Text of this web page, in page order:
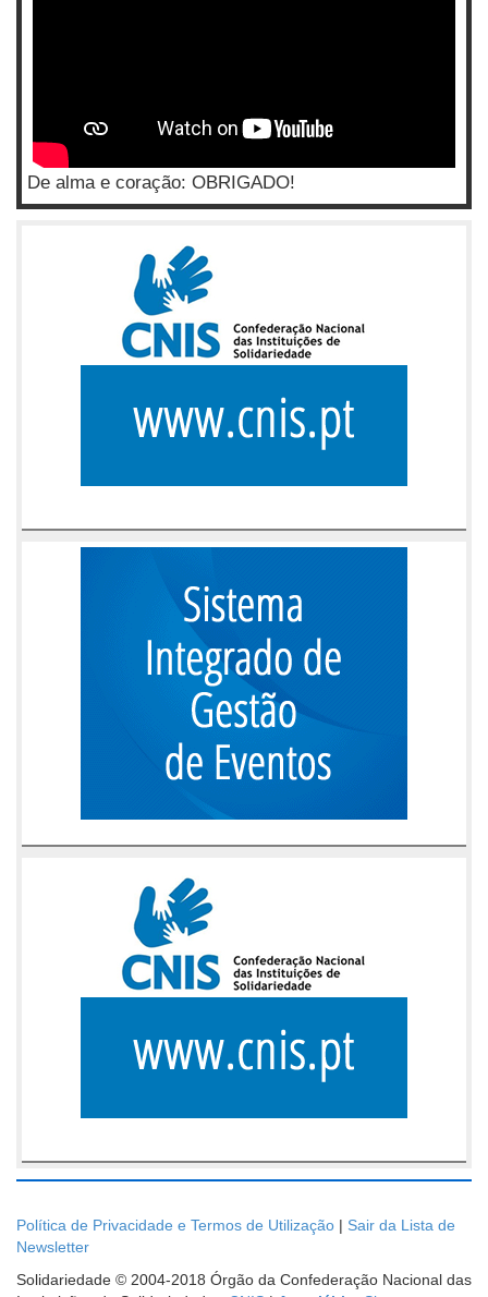
De alma e coração: OBRIGADO!
Política de Privacidade e Termos de Utilização | Sair da Lista de
Newsletter
Solidariedade © 2004-2018 Órgão da Confederação Nacional das